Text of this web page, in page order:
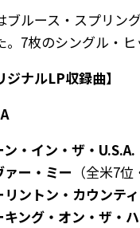
ブルース・スプリン
。7枚のシングル・
ジナルLP収録曲】
ン・イン・ザ・U.S.A.
ァー・ミー （全米7位
リントン・カウンティ
キング・オン・ザ・